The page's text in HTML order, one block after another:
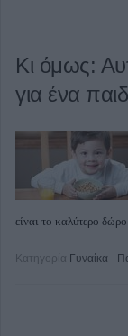
Κι όμως:
για ένα
είναι το καλύτερο
Κατηγορία Γυναίκα -